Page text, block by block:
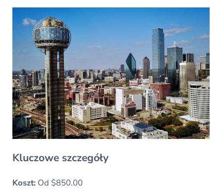
Kluczowe szczegóły
Koszt:Od $850.00